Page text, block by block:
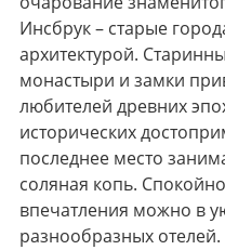
Инсбрук – старые
архитектурой.
монастыри и замки
любителей древних
исторических
последнее место
соляная копь.
впечатления можно в
разнообразных отелей.